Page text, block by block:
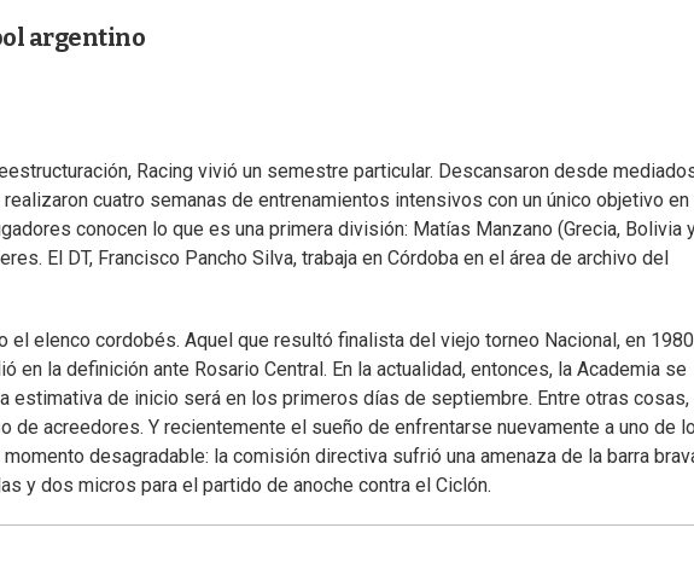
argentino
Racing vivió un semestre particular. Descansaron desde
cuatro semanas de entrenamientos intensivos con un único objetivo en
conocen lo que es una primera división: Matías Manzano (Grecia, Bolivia
El DT, Francisco Pancho Silva, trabaja en Córdoba en el área de archivo del
el elenco cordobés. Aquel que resultó finalista del viejo torneo Nacional, en
en la definición ante Rosario Central. En la actualidad, entonces, la Academia se
estimativa de inicio será en los primeros días de septiembre. Entre otras cosas,
de acreedores. Y recientemente el sueño de enfrentarse nuevamente a uno de
desagradable: la comisión directiva sufrió una amenaza de la barra
y dos micros para el partido de anoche contra el Ciclón.